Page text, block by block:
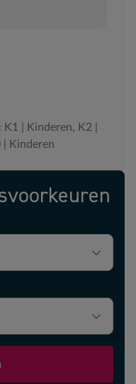
| Kinderen, K2 |
| Kinderen